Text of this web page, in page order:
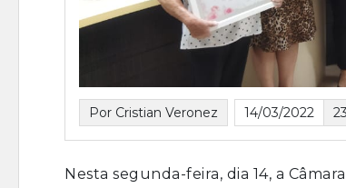
Por Cristian Veronez 14/03/2022
Nesta segunda-feira, dia 14, a